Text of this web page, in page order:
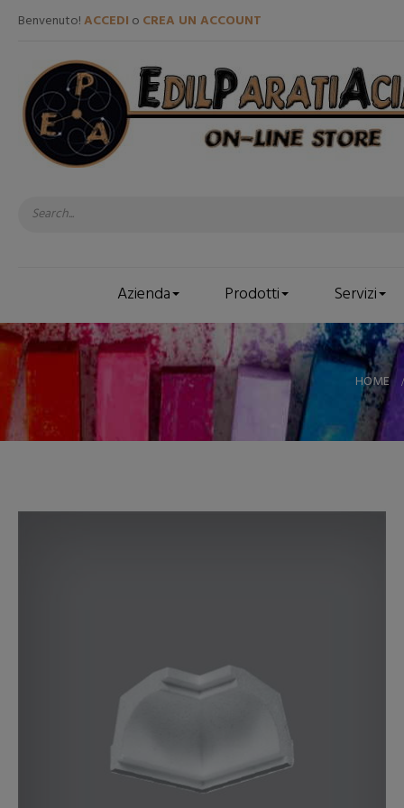
Benvenuto!ACCEDI o CREA UN ACCOUNT
Azienda Prodotti Servizi
HOME >